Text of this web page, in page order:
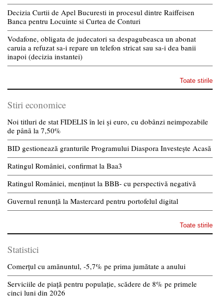
Decizia Curtii de Apel Bucuresti in procesul dintre Raiffeisen
Banca pentru Locuinte si Curtea de Conturi
Vodafone, obligata de judecatori sa despagubeasca un abonat
caruia a refuzat sa-i repare un telefon stricat sau sa-i dea banii
inapoi (decizia instantei)
Toate stirile
Stiri economice
Noi titluri de stat FIDELIS în lei și euro, cu dobânzi neimpozabile
de pânã la 7,50%
BID gestionează granturile Programului Diaspora Investește Acasă
Ratingul României, confirmat la Baa3
Ratingul României, menținut la BBB- cu perspectivă negativă
Guvernul renunță la Mastercard pentru portofelul digital
Toate stirile
Statistici
Comerțul cu amănuntul, -5,7% pe prima jumătate a anului
Serviciile de piață pentru populație, scădere de 8% pe primele
cinci luni din 2026